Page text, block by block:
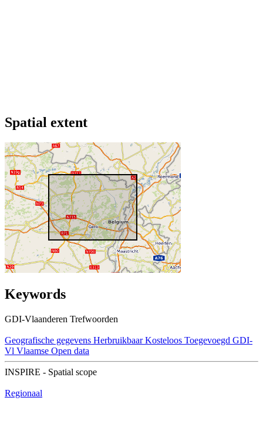
Spatial extent
Keywords
GDI-Vlaanderen Trefwoorden
Geografische gegevens Herbruikbaar Kosteloos Toegevoegd GDI-
Vl Vlaamse Open data
INSPIRE - Spatial scope
Regionaal